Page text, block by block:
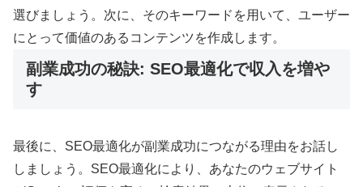
選びましょう。次に、そのキーワードを用いて、ユーザー
にとって価値のあるコンテンツを作成します。
副業成功の秘訣: SEO最適化で収入を増や
す
最後に、SEO最適化が副業成功につながる理由をお話し
しましょう。SEO最適化により、あなたのウェブサイト